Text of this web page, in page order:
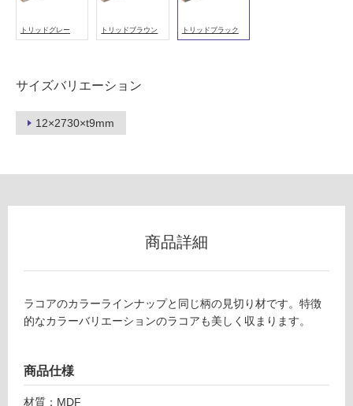
トリッドグレー トリッドブラウン トリッドブラック
サイズバリエーション
12×2730×t9mm
室
使
可
地
外)
可
商品詳細
ラコアのカラーラインナップと同じ柄の見切り材です。特徴
的なカラーバリエーションのラコアも美しく収まります。
商品仕様
材質：MDF